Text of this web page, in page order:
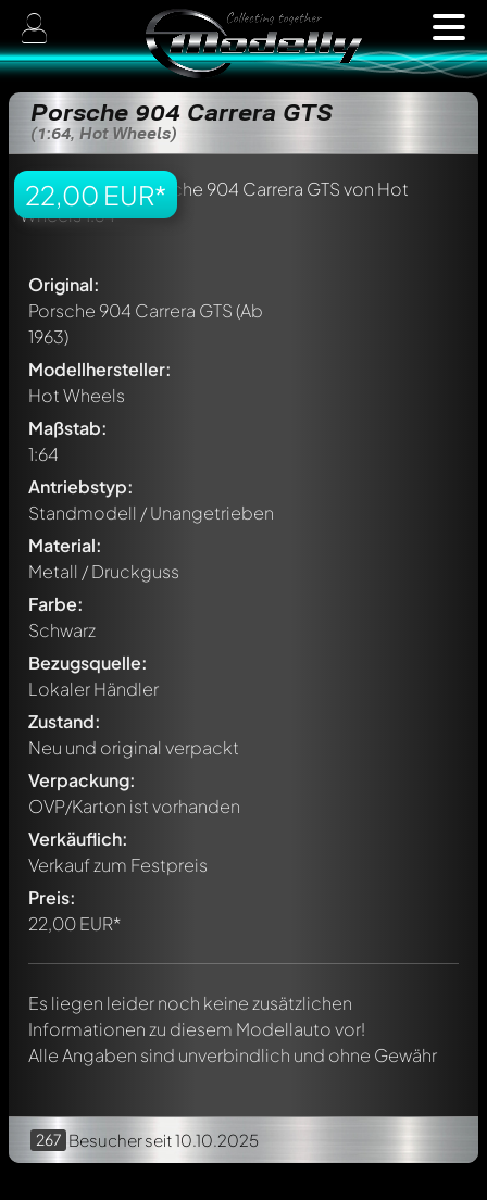
Porsche 904 Carrera GTS
(1:64, Hot Wheels)
22,00 EUR*
Original:
Porsche 904 Carrera GTS(Ab
1963)
Modellhersteller:
Hot Wheels
Maßstab:
1:64
Antriebstyp:
Standmodell / Unangetrieben
Material:
Metall / Druckguss
Farbe:
Schwarz
Bezugsquelle:
Lokaler Händler
Zustand:
Neu und original verpackt
Verpackung:
OVP/Karton ist vorhanden
Verkäuflich:
Verkauf zum Festpreis
Preis:
22,00 EUR*
Es liegen leider noch keine zusätzlichen
Informationen zu diesem Modellauto vor!
Alle Angaben sind unverbindlich und ohne Gewähr
267 Besucherseit 10.10.2025
Schreibe jetzt einen ersten Kommentar zu diesem Modell!
Jeder Kommentar kann von allen Mitgliedern diskutiert
werden. Es ist wie ein Chat.
Erwähne andere Modelly-Mitglieder durch die
Verwendung eines
automatisch darüber informiert.